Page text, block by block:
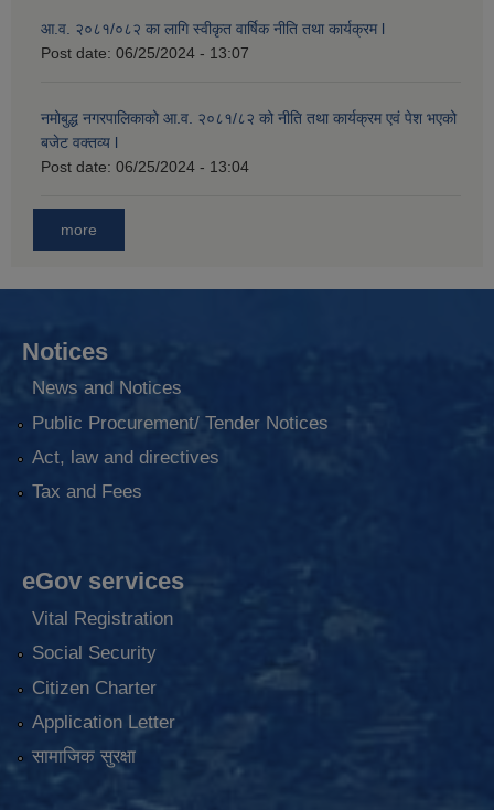
आ.व. २०८१/०८२ का लागि स्वीकृत वार्षिक नीति तथा कार्यक्रम l
Post date: 06/25/2024 - 13:07
नमोबुद्ध नगरपालिकाको आ‍.व. २०८१/८२ को नीति तथा कार्यक्रम एवं पेश भएको
बजेट वक्तव्य l
Post date: 06/25/2024 - 13:04
more
Notices
News and Notices
Public Procurement/ Tender Notices
Act, law and directives
Tax and Fees
eGov services
Vital Registration
Social Security
Citizen Charter
Application Letter
सामाजिक सुरक्षा